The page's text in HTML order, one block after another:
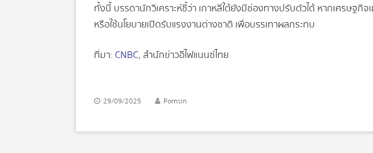
ทั้งนี้ บรรดานักวิเคราะห์ชี้ว่า เกาหลีใต้ยังมีช่องทางปรับตัวได้ หากเศรษฐ
หรือใช้นโยบายเปิดรับแรงงานต่างชาติ เพื่อบรรเทาผลกระทบ
ที่มา:CNBC, สำนักข่าวอีไฟแนนซ์ไทย
29/09/2025 Pornsin